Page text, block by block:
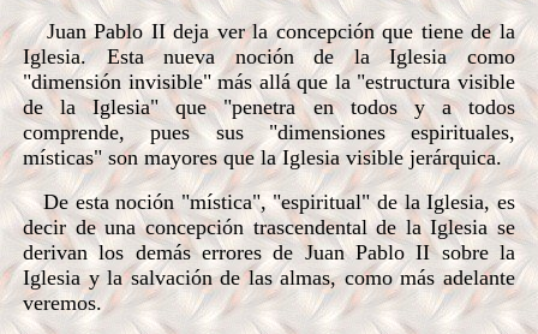
Juan Pablo II deja ver la concepción que tiene de la
Iglesia. Esta nueva noción de la Iglesia como
"dimensión invisible" más allá que la "estructura visible
de la Iglesia" que "penetra en todos y a todos
comprende, pues sus "dimensiones espirituales,
místicas" son mayores que la Iglesia visible jerárquica.
De esta noción "mística", "espiritual" de la Iglesia, es
decir de una concepción trascendental de la Iglesia se
derivan los demás errores de Juan Pablo II sobre la
Iglesia y la salvación de las almas, como más adelante
veremos.